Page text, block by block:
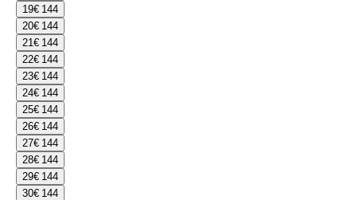
19€ 144
20€ 144
21€ 144
22€ 144
23€ 144
24€ 144
25€ 144
26€ 144
27€ 144
28€ 144
29€ 144
30€ 144